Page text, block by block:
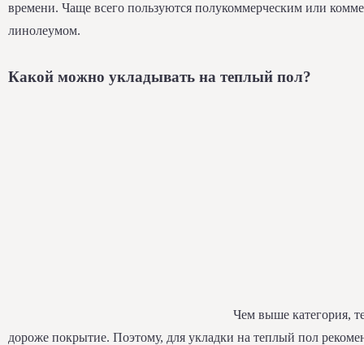
времени. Чаще всего пользуются полукоммерческим или
линолеумом.
Какой можно укладывать на теплый пол?
Чем выше категория,
дороже покрытие. Поэтому, для укладки на теплый пол